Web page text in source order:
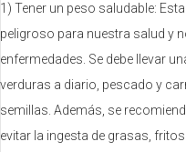
1) Tener un peso saludable:
peligroso para nuestra salud y
enfermedades. Se debe llevar
verduras a diario, pescado y
semillas. Además, se
evitar la ingesta de grasas,